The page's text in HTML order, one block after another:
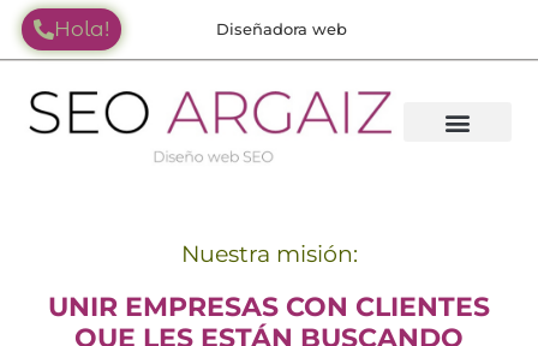
Diseñadora web
Hola!
Nuestra misión:
UNIR EMPRESAS CON CLIENTES
QUE LES ESTÁN BUSCANDO